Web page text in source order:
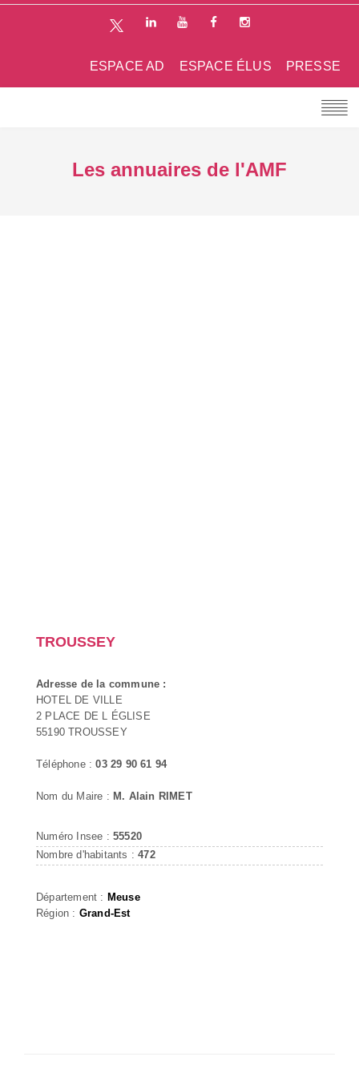
PRESSE
ESPACE ÉLUS
ESPACE AD
Les annuaires de l'AMF
TROUSSEY
Adresse de la commune :
HOTEL DE VILLE
2 PLACE DE L ÉGLISE
55190 TROUSSEY
Téléphone :03 29 90 61 94
Nom du Maire : M. Alain RIMET
Numéro Insee : 55520
Nombre d'habitants :472
Département : Meuse
Région : Grand-Est